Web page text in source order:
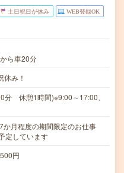
土日祝日が休み WEB登録OK
ら車20分
み！
分 休憩1時間)※9:00～17:00、
月程度の期間限定のお仕事
定しています
円